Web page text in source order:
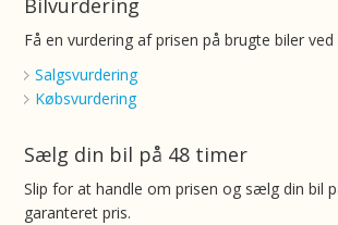
Bilvurdering
Få en vurdering af prisen på brugte biler
Salgsvurdering
Købsvurdering
Sælg din bil på 48 timer
Slip for at handle om prisen og sælg din bil
garanteret pris.